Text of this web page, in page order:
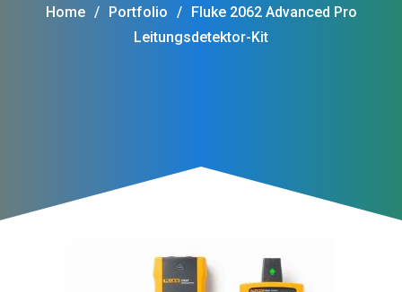
Home / Portfolio /
Fluke 2062 Advanced Pro
Leitungsdetektor-Kit